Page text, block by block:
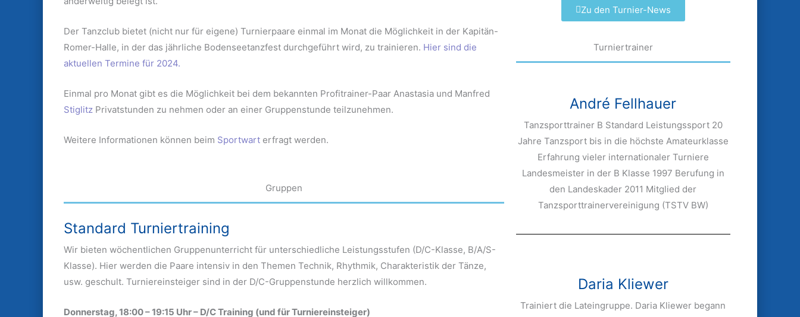
Der Tanzclub bietet (nicht nur für eigene) Turnierpaare einmal im Monat die Möglichkeit in der Kapitän-
Romer-Halle, in der das jährliche Bodenseetanzfest durchgeführt wird, zu trainieren. Hier sind die
aktuellen Termine für 2024.
Einmal pro Monat gibt es die Möglichkeit bei dem bekannten Profitrainer-Paar Anastasia und Manfred
Stiglitz Privatstunden zu nehmen oder an einer Gruppenstunde teilzunehmen.
Weitere Informationen können beim Sportwart erfragt werden.
Gruppen
Standard Turniertraining
Wir bieten wöchentlichen Gruppenunterricht für unterschiedliche Leistungsstufen (D/C-Klasse, B/A/S-
Klasse). Hier werden die Paare intensiv in den Themen Technik, Rhythmik, Charakteristik der Tänze,
usw. geschult. Turniereinsteiger sind in der D/C-Gruppenstunde herzlich willkommen.
Donnerstag, 18:00 – 19:15 Uhr – D/CTraining (und für Turniereinsteiger)
Zu den Turnier-News
Turniertrainer
André Fellhauer
Tanzsporttrainer B Standard Leistungssport 20
Jahre Tanzsport bis in die höchste Amateurklasse
Erfahrung vieler internationaler Turniere
Landesmeister in der B Klasse 1997 Berufung in
den Landeskader 2011 Mitglied der
Tanzsporttrainervereinigung (TSTV BW)
Daria Kliewer
Trainiert die Lateingruppe. Daria Kliewer begann